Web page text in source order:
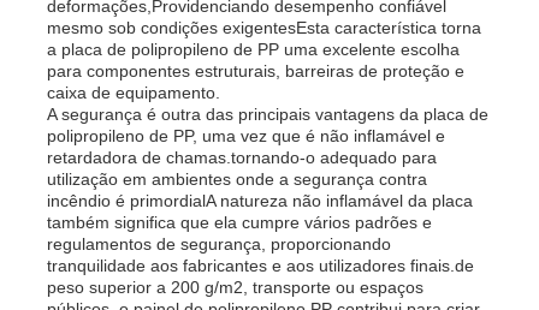
Controle de Qualidade
Fale Conosco
notícias
Todos os casos
deformações,Providenciando desempenho confiável
mesmo sob condições exigentesEsta característica torna
a placa de polipropileno de PP uma excelente escolha
para componentes estruturais, barreiras de proteção e
caixa de equipamento.
A segurança é outra das principais vantagens da placa de
polipropileno de PP, uma vez que é não inflamável e
retardadora de chamas.tornando-o adequado para
utilização em ambientes onde a segurança contra
incêndio é primordialA natureza não inflamável da placa
também significa que ela cumpre vários padrões e
regulamentos de segurança, proporcionando
tranquilidade aos fabricantes e aos utilizadores finais.de
peso superior a 200 g/m2, transporte ou espaços